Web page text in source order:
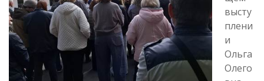
высту
плени
и
Ольга
Олего